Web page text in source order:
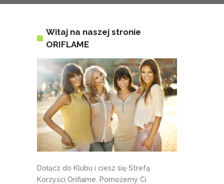
Witaj na naszej stronie
ORIFLAME
Dołącz do Klubu i ciesz się Strefą
Korzyści Oriflame. Pomożemy Ci